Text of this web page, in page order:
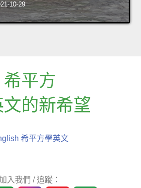
10-29
希平方
的新希望
希平方學英文
加入我們 / 追蹤：